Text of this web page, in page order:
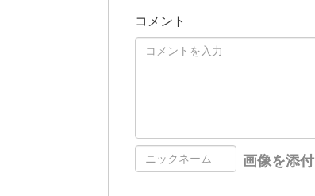
コメント
画像を添付